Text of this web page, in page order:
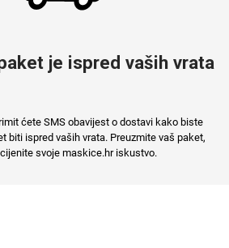
je ispred vaših vrata
ćete SMS obavijest o dostavi kako biste
biti ispred vaših vrata. Preuzmite vaš paket,
svoje maskice.hr iskustvo.